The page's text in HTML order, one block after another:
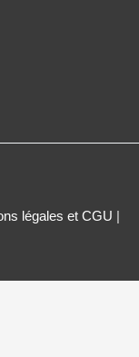
légales et CGU